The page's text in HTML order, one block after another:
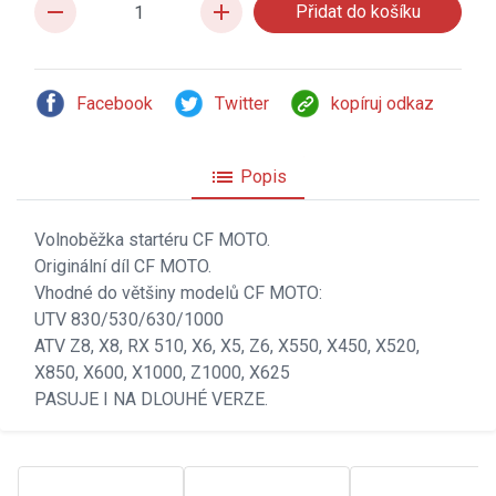
remove add
Facebook Twitter kopíruj odkaz
list Popis
Volnoběžka startéru CF MOTO.
Originální díl CF MOTO.
Vhodné do většiny modelů CF MOTO:
UTV 830/530/630/1000
ATV Z8, X8, RX 510, X6, X5, Z6, X550, X450, X520,
X850, X600, X1000, Z1000, X625
PASUJE I NA DLOUHÉ VERZE.